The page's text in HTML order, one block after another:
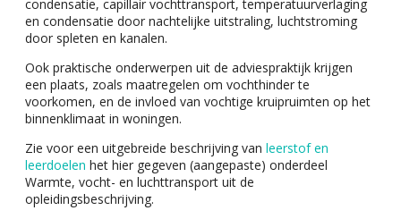
condensatie, capillair vochttransport, temperatuurverlaging
en condensatie door nachtelijke uitstraling, luchtstroming
door spleten en kanalen.
Ook praktische onderwerpen uit de adviespraktijk krijgen
een plaats, zoals maatregelen om vochthinder te
voorkomen, en de invloed van vochtige kruipruimten op het
binnenklimaat in woningen.
Zie voor een uitgebreide beschrijving van leerstof en
leerdoelen het hier gegeven (aangepaste) onderdeel
Warmte, vocht- en luchttransport uit de
opleidingsbeschrijving.